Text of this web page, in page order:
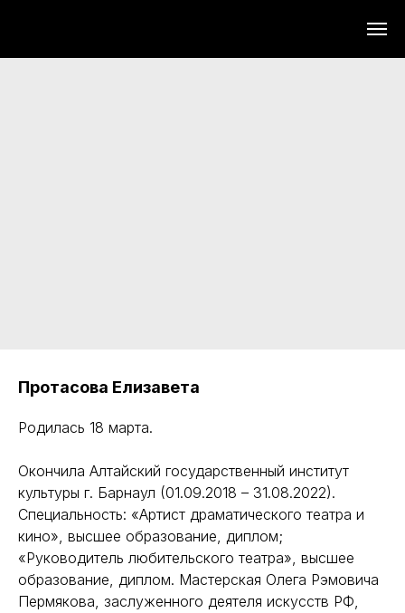
Протасова Елизавета
Родилась 18 марта.
Окончила Алтайский государственный институт
культуры г. Барнаул (01.09.2018 – 31.08.2022).
Специальность: «Артист драматического театра и
кино», высшее образование, диплом;
«Руководитель любительского театра», высшее
образование, диплом. Мастерская Олега Рэмовича
Пермякова, заслуженного деятеля искусств РФ,